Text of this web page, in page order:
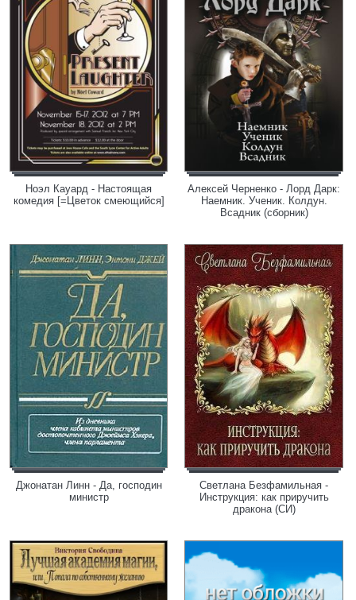
Ноэл Кауард - Настоящая
комедия [=Цветок смеющийся]
Алексей Черненко - Лорд Дарк:
Наемник. Ученик. Колдун.
Всадник (сборник)
Джонатан Линн - Да, господин
министр
Светлана Безфамильная -
Инструкция: как приручить
дракона (СИ)